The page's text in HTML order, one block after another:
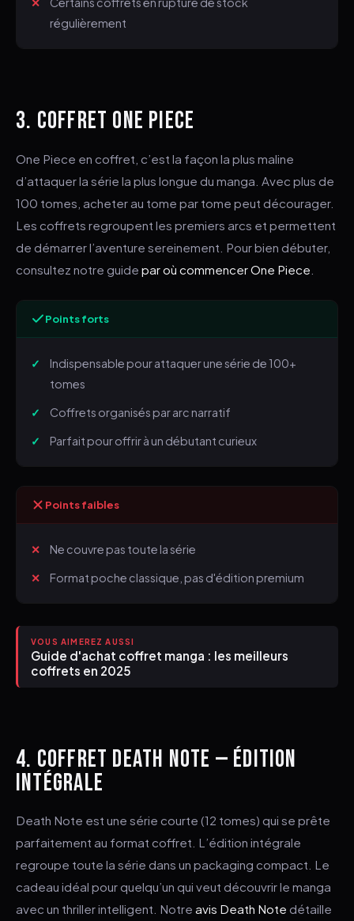
régulièrement
3. COFFRET ONE PIECE
One Piece en coffret, c’est la façon la plus maline
d’attaquer la série la plus longue du manga. Avec plus de
100 tomes, acheter au tome par tome peut décourager.
Les coffrets regroupent les premiers arcs et permettent
de démarrer l’aventure sereinement. Pour bien débuter,
consultez notre guide par où commencer One Piece
Points forts
Indispensable pour attaquer une série de 100+
tomes
Coffrets organisés par arc narratif
Parfait pour offrir à un débutant curieux
Points faibles
Ne couvre pas toute la série
Format poche classique, pas d'édition premium
VOUS AIMEREZ AUSSI
Guide d'achat coffret manga : les meilleurs
coffrets en 2025
4. COFFRET DEATH NOTE — ÉDITION
INTÉGRALE
Death Note est une série courte (12 tomes) qui se prête
parfaitement au format coffret. L’édition intégrale
regroupe toute la série dans un packaging compact. Le
cadeau idéal pour quelqu’un qui veut découvrir le manga
avec un thriller intelligent. Notre avis Death Note détaille